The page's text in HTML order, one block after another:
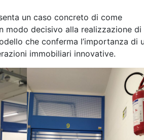
un caso concreto di come
modo decisivo alla realizzazione di
che conferma l’importanza di
immobiliari innovative.